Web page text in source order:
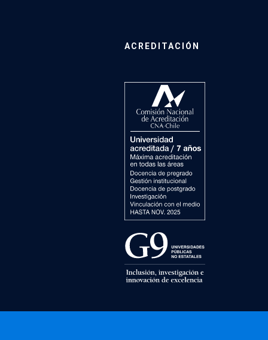
ACREDITACIÓN